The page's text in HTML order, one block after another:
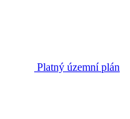
Platný územní plán